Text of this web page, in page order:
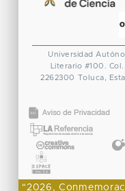
Universidad
Literario #100.
2262300 Toluca,
"2026,